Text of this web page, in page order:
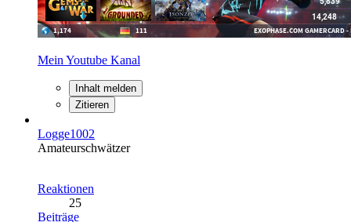
Mein Youtube Kanal
Inhalt melden
Zitieren
Logge1002
Amateurschwätzer
Reaktionen
25
Beiträge